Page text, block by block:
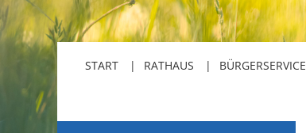
START RATHAUS BÜRGERSERVICE